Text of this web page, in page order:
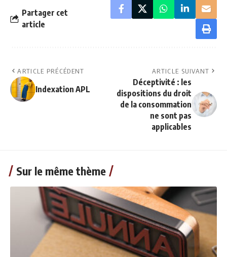
Partager cet
article
ARTICLE PRÉCÉDENT
Indexation APL
ARTICLE SUIVANT
Déceptivité : les
dispositions du droit
de la consommation
ne sont pas
applicables
Sur le même thème